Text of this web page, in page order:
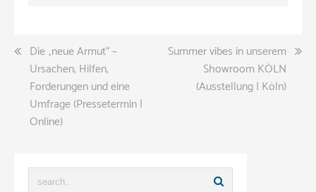
Beitragsnavigation
Die „neue Armut“ –
Ursachen, Hilfen,
Forderungen und eine
Umfrage (Pressetermin |
Online)
Summer vibes in unserem
Showroom KÖLN
(Ausstellung | Köln)